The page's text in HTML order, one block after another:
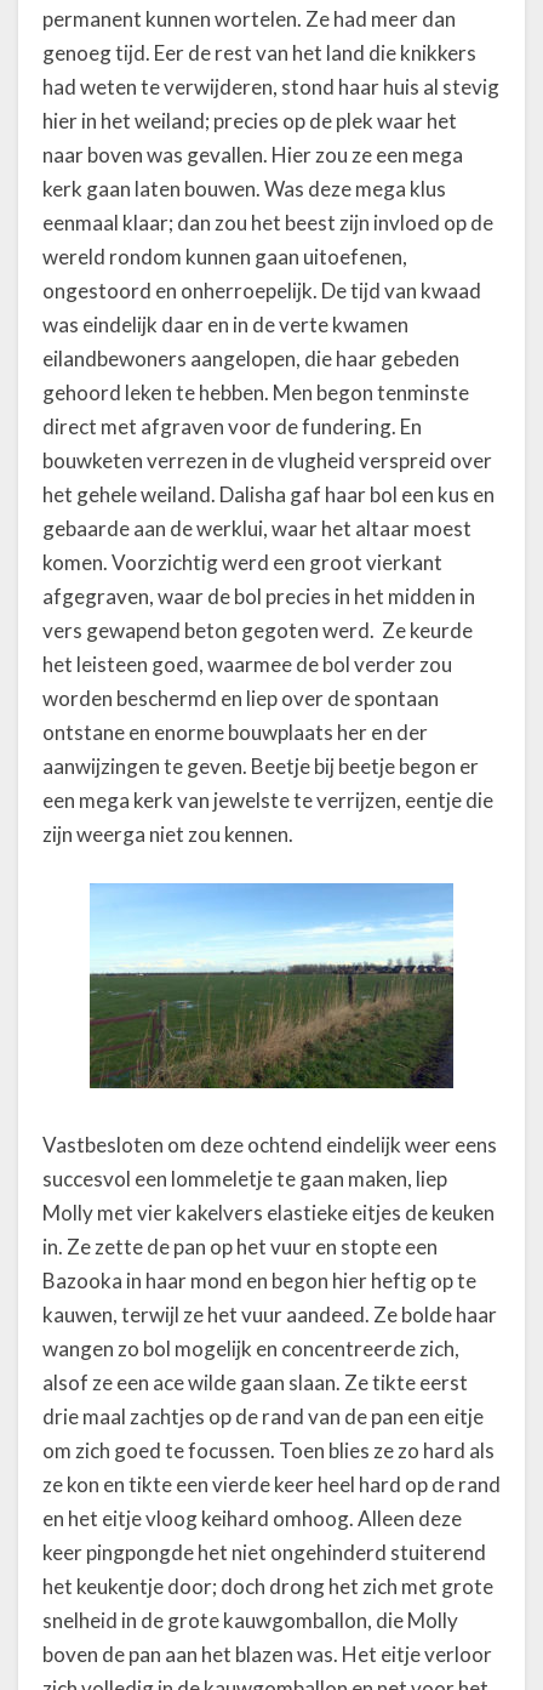
V
:
L
a
f
a
m
e
permanent kunnen wortelen. Ze had meer dan
genoeg tijd. Eer de rest van het land die knikkers
had weten te verwijderen, stond haar huis al stevig
hier in het weiland; precies op de plek waar het
naar boven was gevallen. Hier zou ze een mega
kerk gaan laten bouwen. Was deze mega klus
eenmaal klaar; dan zou het beest zijn invloed op de
wereld rondom kunnen gaan uitoefenen,
ongestoord en onherroepelijk. De tijd van kwaad
was eindelijk daar en in de verte kwamen
eilandbewoners aangelopen, die haar gebeden
gehoord leken te hebben. Men begon tenminste
direct met afgraven voor de fundering. En
bouwketen verrezen in de vlugheid verspreid over
het gehele weiland. Dalisha gaf haar bol een kus en
gebaarde aan de werklui, waar het altaar moest
komen. Voorzichtig werd een groot vierkant
afgegraven, waar de bol precies in het midden in
vers gewapend beton gegoten werd. Ze keurde
het leisteen goed, waarmee de bol verder zou
worden beschermd en liep over de spontaan
ontstane en enorme bouwplaats her en der
aanwijzingen te geven. Beetje bij beetje begon er
een mega kerk van jewelste te verrijzen, eentje die
zijn weerga niet zou kennen.
Vastbesloten om deze ochtend eindelijk weer eens
succesvol een lommeletje te gaan maken, liep
Molly met vier kakelvers elastieke eitjes de keuken
in. Ze zette de pan op het vuur en stopte een
Bazooka in haar mond en begon hier heftig op te
kauwen, terwijl ze het vuur aandeed. Ze bolde haar
wangen zo bol mogelijk en concentreerde zich,
alsof ze een ace wilde gaan slaan. Ze tikte eerst
drie maal zachtjes op de rand van de pan een eitje
om zich goed te focussen. Toen blies ze zo hard als
ze kon en tikte een vierde keer heel hard op de rand
en het eitje vloog keihard omhoog. Alleen deze
keer pingpongde het niet ongehinderd stuiterend
het keukentje door; doch drong het zich met grote
snelheid in de grote kauwgomballon, die Molly
boven de pan aan het blazen was. Het eitje verloor